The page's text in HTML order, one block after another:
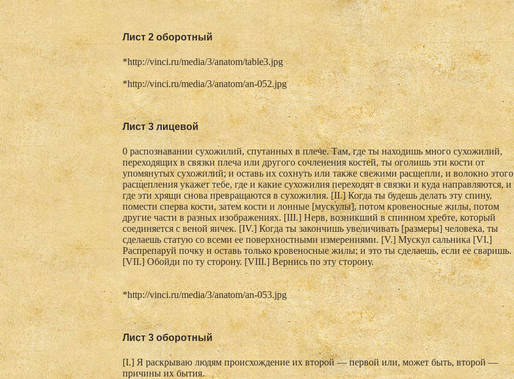
Лист 2 оборотный
*http://vinci.ru/media/3/anatom/table3.jpg
*http://vinci.ru/media/3/anatom/an-052.jpg
Лист 3 лицевой
0 распознавании сухожилий, спутанных в плече. Там, где ты находишь много сухожилий,
переходящих в связки плеча или другого сочленения костей, ты оголишь эти кости от
упомянутых сухожилий; и оставь их сохнуть или также свежими расщепли, и волокно этого
расщепления укажет тебе, где и какие сухожилия переходят в связки и куда направляются, и
где эти хрящи снова превращаются в сухожилия. [II.] Когда ты будешь делать эту спину,
помести сперва кости, затем кости и лонные [мускулы], потом кровеносные жилы, потом
другие части в разных изображениях. [III.] Нерв, возникший в спинном хребте, который
соединяется с веной яичек. [IV.] Когда ты закончишь увеличивать [размеры] человека, ты
сделаешь статую со всеми ее поверхностными измерениями. [V.] Мускул сальника [VI.]
Распрепаруй почку и оставь только кровеносные жилы; и это ты сделаешь, если ее сваришь.
[VII.] Обойди по ту сторону. [VIII.] Вернись по эту сторону.
*http://vinci.ru/media/3/anatom/an-053.jpg
Лист 3 оборотный
[I.] Я раскрываю людям происхождение их второй — первой или, может быть, второй —
причины их бытия.